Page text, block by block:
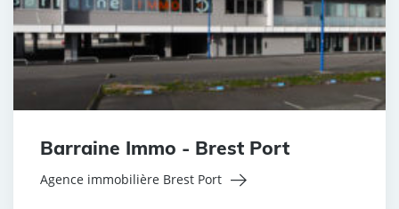
Barraine Immo - Brest Port
Agence immobilière Brest Port